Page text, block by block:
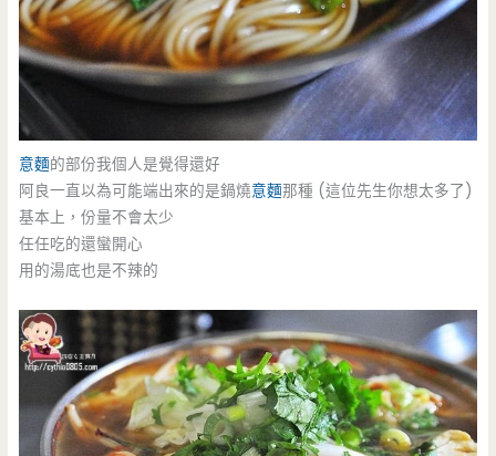
意麵的部份我個人是覺得還好
阿良一直以為可能端出來的是鍋燒意麵那種 (這位先生你想太多了)
基本上，份量不會太少
任任吃的還蠻開心
用的湯底也是不辣的